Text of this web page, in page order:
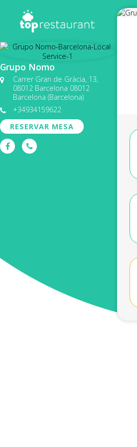
Grupo Nomo
Carrer Gran de Gràcia, 13,
08012 Barcelona 08012
Barcelona (Barcelona)
+34934159622
RESERVAR MESA